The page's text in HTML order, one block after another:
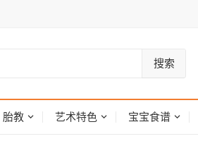
搜索
胎教 艺术特色 宝宝食谱